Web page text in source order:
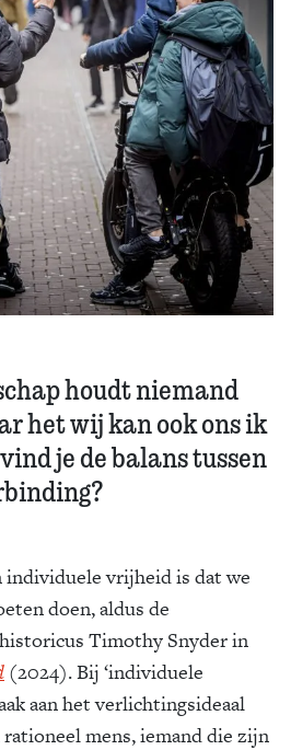
houdt niemand
het wij kan ook ons ik
je de balans tussen
individuele vrijheid is dat we
doen, aldus de
Timothy Snyder in
(2024). Bij ‘individuele
aan het verlichtingsideaal
rationeel mens, iemand die zijn